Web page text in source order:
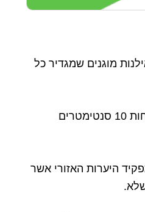
2008 נכנס לתוקף חוק אילנות מוגנים שמגדיר כל
מהו עץ בוגר? כל סוג ומין שגובהו שני מטרים או יותר וקוטר הגזע לפחות 10 סנטימטרים
היערות האזורי אשר